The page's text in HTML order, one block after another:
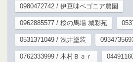
0980472742 / 伊豆味ベゴニア農園
0962885577 / 桜の馬場 城彩苑
0531371049 / 浅井塗装
0762333999 / 木村Ｂａｒ